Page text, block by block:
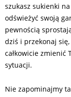
szukasz sukienki
odświeżyć swoją
pewnością
dziś i przekonaj
całkowicie zmienić
sytuacji.
Nie zapominajmy